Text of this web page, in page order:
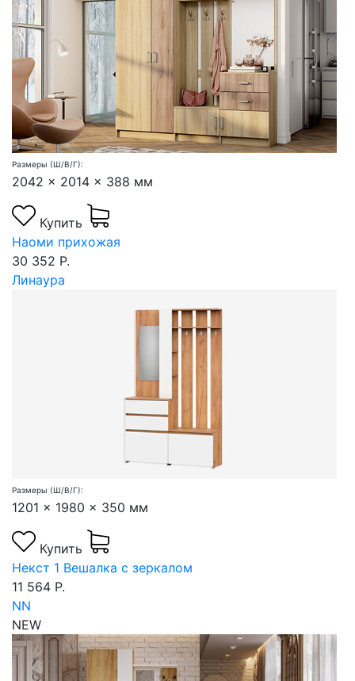
Размеры (Ш/В/Г):
2042 x 2014 x 388 мм
Купить
Наоми прихожая
30 352 Р.
Линаура
Размеры (Ш/В/Г):
1201 x 1980 x 350 мм
Купить
Некст 1 Вешалка с зеркалом
11 564 Р.
NN
NEW